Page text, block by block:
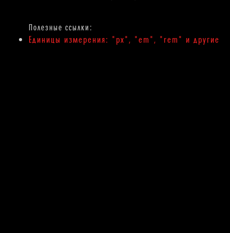
Единицы измерения: "px", "em", "rem" и другие